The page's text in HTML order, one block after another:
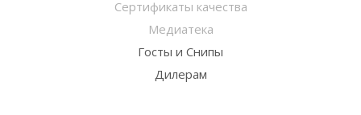
Сертификаты качества
Медиатека
Госты и Снипы
Дилерам